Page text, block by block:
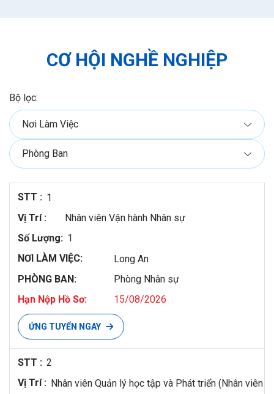
CƠ HỘI NGHỀ NGHIỆP
Bộ lọc:
1
Nhân viên Vận hành Nhân sự
1
Long An
Phòng Nhân sự
15/08/2026
ỨNG TUYỂN NGAY
2
Nhân viên Quản lý học tập và Phát triển (Nhân viên